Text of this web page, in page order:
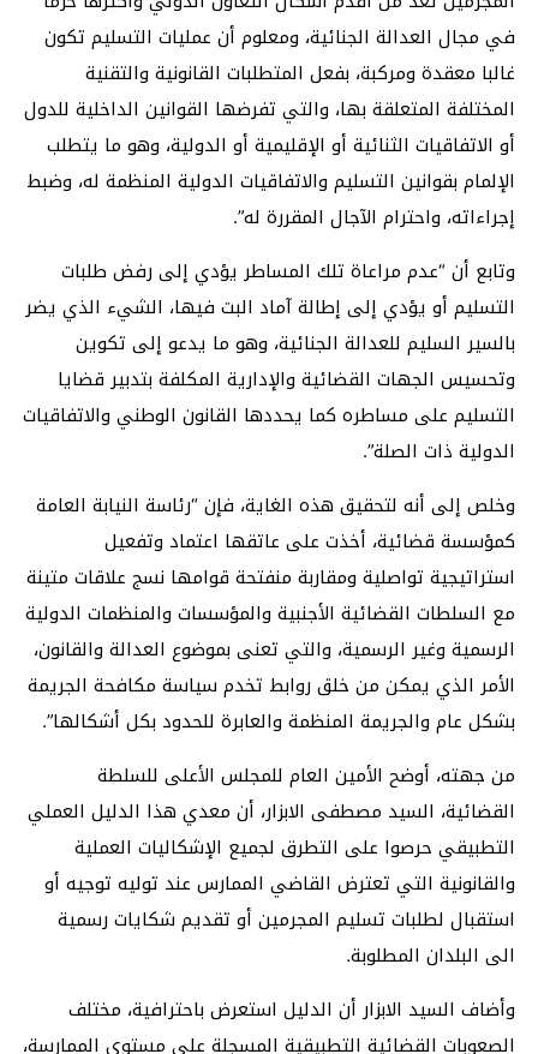
في مجال العدالة الجنائية، ومعلوم أن عمليات التسليم تكون
غالبا معقدة ومركبة، بفعل المتطلبات القانونية والتقنية
المختلفة المتعلقة بها، والتي تفرضها القوانين الداخلية للدول
أو الاتفاقيات الثنائية أو الإقليمية أو الدولية، وهو ما يتطلب
الإلمام بقوانين التسليم والاتفاقيات الدولية المنظمة له، وضبط
إجراءاته، واحترام الآجال المقررة له”.
وتابع أن “عدم مراعاة تلك المساطر يؤدي إلى رفض طلبات
التسليم أو يؤدي إلى إطالة آماد البت فيها، الشيء الذي يضر
بالسير السليم للعدالة الجنائية، وهو ما يدعو إلى تكوين
وتحسيس الجهات القضائية والإدارية المكلفة بتدبير قضايا
التسليم على مساطره كما يحددها القانون الوطني والاتفاقيات
الدولية ذات الصلة”.
وخلص إلى أنه لتحقيق هذه الغاية، فإن “رئاسة النيابة العامة
كمؤسسة قضائية، أخذت على عاتقها اعتماد وتفعيل
استراتيجية تواصلية ومقاربة منفتحة قوامها نسج علاقات متينة
مع السلطات القضائية الأجنبية والمؤسسات والمنظمات الدولية
الرسمية وغير الرسمية، والتي تعنى بموضوع العدالة والقانون،
الأمر الذي يمكن من خلق روابط تخدم سياسة مكافحة الجريمة
بشكل عام والجريمة المنظمة والعابرة للحدود بكل أشكالها”.
من جهته، أوضح الأمين العام للمجلس الأعلى للسلطة
القضائية، السيد مصطفى الابزار، أن معدي هذا الدليل العملي
التطبيقي حرصوا على التطرق لجميع الإشكاليات العملية
والقانونية التي تعترض القاضي الممارس عند توليه توجيه أو
استقبال لطلبات تسليم المجرمين أو تقديم شكايات رسمية
الى البلدان المطلوبة.
وأضاف السيد الابزار أن الدليل استعرض باحترافية، مختلف
الصعوبات القضائية التطبيقية المسجلة على مستوى الممارسة،